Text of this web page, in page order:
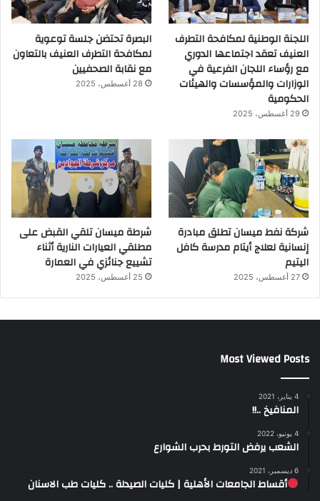
اللجنة الوطنية لمكافحة التطرف
العنيف تعقد اجتماعها الدوري
مع رؤساء اللجان الفرعية في
الوزارات والمؤسسات والهيئات
الحكومية
29 أغسطس، 2025
البصرة تحتضن جلسة توعوية
لمكافحة التطرف العنيف بالتعاون
مع نقابة الصحفيين
28 أغسطس، 2025
شركة نفط ميسان تطلق مبادرة
إنسانية لعلاج أيتام مدرسة كافل
اليتيم
27 أغسطس، 2025
شرطة ميسان تلقي القبض على
مطلقي العيارات النارية أثناء
تشييع جنائزي في العمارة
25 أغسطس، 2025
Most Viewed Posts
4 يناير، 2021
المنافيخ ..!!
4 يونيو، 2022
الشعب يرفض التورط بحرب الشوارع
6 ديسمبر، 2021
أقساط الجامعات الأهلية | كليات الصيدلة .. كليات طب الاسنان